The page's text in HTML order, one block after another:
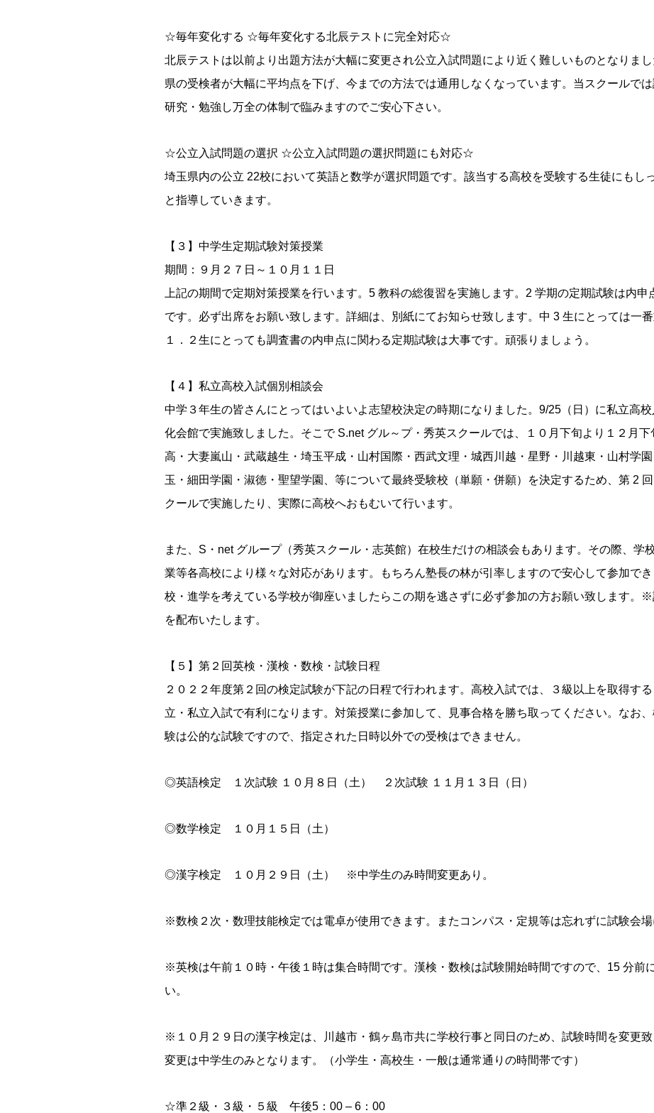
☆毎年変化する ☆毎年変化する北辰テストに完全対応☆
北辰テストは以前より出題方法が大幅に変更され公立入試問題により近く難しいものとなりま
県の受検者が大幅に平均点を下げ、今までの方法では通用しなくなっています。当スクールで
研究・勉強し万全の体制で臨みますのでご安心下さい。
☆公立入試問題の選択 ☆公立入試問題の選択問題にも対応☆
埼玉県内の公立 22校において英語と数学が選択問題です。該当する高校を受験する生徒にもし
と指導していきます。
【３】中学生定期試験対策授業
期間：９月２７日～１０月１１日
上記の期間で定期対策授業を行います。5 教科の総復習を実施します。2 学期の定期試験は内申
です。必ず出席をお願い致します。詳細は、別紙にてお知らせ致します。中 3 生にとっては一
１．２生にとっても調査書の内申点に関わる定期試験は大事です。頑張りましょう。
【４】私立高校入試個別相談会
中学３年生の皆さんにとってはいよいよ志望校決定の時期になりました。9/25（日）に私立高
化会館で実施致しました。そこで S.net グル～プ・秀英スクールでは、１０月下旬より１２月
高・大妻嵐山・武蔵越生・埼玉平成・山村国際・西武文理・城西川越・星野・川越東・山村学
玉・細田学園・淑徳・聖望学園、等について最終受験校（単願・併願）を決定するため、第 2
クールで実施したり、実際に高校へおもむいて行います。
また、S・net グループ（秀英スクール・志英館）在校生だけの相談会もあります。その際、学
業等各高校により様々な対応があります。もちろん塾長の林が引率しますので安心して参加で
校・進学を考えている学校が御座いましたらこの期を逃さずに必ず参加の方お願い致します。
を配布いたします。
【５】第２回英検・漢検・数検・試験日程
２０２２年度第２回の検定試験が下記の日程で行われます。高校入試では、３級以上を取得す
立・私立入試で有利になります。対策授業に参加して、見事合格を勝ち取ってください。なお
験は公的な試験ですので、指定された日時以外での受検はできません。
◎英語検定 １次試験 １０月８日（土） ２次試験 １１月１３日（日）
◎数学検定 １０月１５日（土）
◎漢字検定 １０月２９日（土） ※中学生のみ時間変更あり。
※数検２次・数理技能検定では電卓が使用できます。またコンパス・定規等は忘れずに試験会場
※英検は午前１０時・午後１時は集合時間です。漢検・数検は試験開始時間ですので、15 分前
い。
※１０月２９日の漢字検定は、川越市・鶴ヶ島市共に学校行事と同日のため、試験時間を変更
変更は中学生のみとなります。（小学生・高校生・一般は通常通りの時間帯です）
☆準２級・３級・５級 午後5：00 – 6：00